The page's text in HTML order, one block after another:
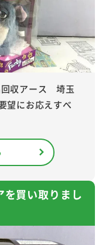
収アース 埼玉
望にお応えすべ
を買い取りまし